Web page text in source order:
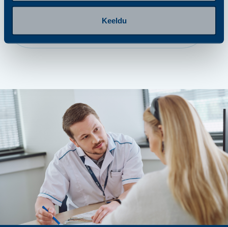
Keeldu
samm 4
Tulemuste saamine ja järgmised
sammud